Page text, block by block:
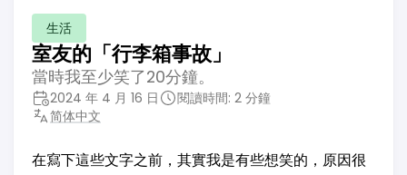
生活
室友的「行李箱事故」
當時我至少笑了20分鐘。
2024 年 4 月 16 日
閱讀時間: 2 分鐘
简体中文
在寫下這些文字之前，其實我是有些想笑的，原因很